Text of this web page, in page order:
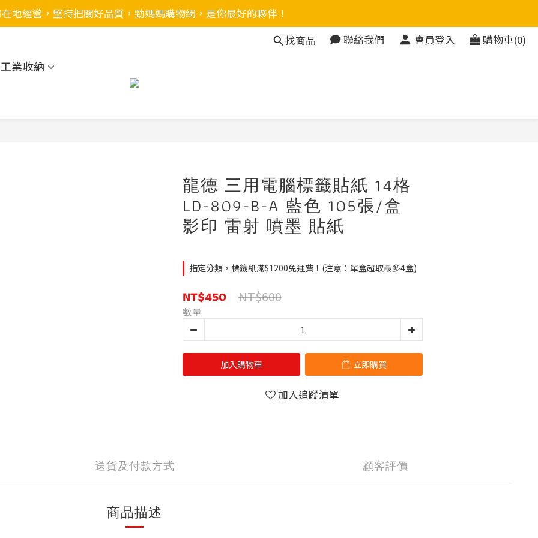
地經營，堅持把關好品質，勁媽媽購物網，是你最好的夥伴！
找商品
聯絡我們 會員登入 購物車(0)
業收納
龍德 三用電腦標籤貼紙 14格
LD-809-B-A 藍色 105張/盒
影印 雷射 噴墨 貼紙
指定分類，標籤紙滿$1200免運費！(注意：單盒超取最多4盒)
NT$450 NT$600
數量
加入購物車 立即購買
加入追蹤清單
送貨及付款方式 顧客評價
商品描述